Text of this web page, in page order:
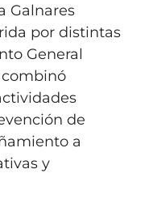
Galnares
por distintas
General
de
a
y